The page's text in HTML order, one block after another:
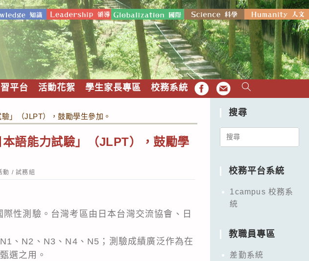
平台 活動花絮 學生家長專區 校務系統 FB EMAIL
」（JLPT），鼓勵學生參加。
語能力試驗」（JLPT），鼓勵學
動 / 試務組
性測驗。台灣考區由日本台灣交流協會、日
、N2、N3、N4、N5；測驗成績廣泛作為在
選之用。
搜尋
Search
校務平台系統
1campus 校務系
統
教職員專區
差勤系統